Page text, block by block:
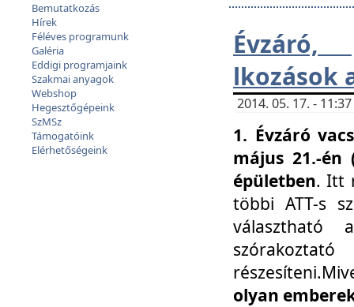
Bemutatkozás
Hírek
Féléves programunk
Galéria
Eddigi programjaink
Szakmai anyagok
Webshop
Hegesztőgépeink
SzMSz
Támogatóink
Elérhetőségeink
Évzáró,
lkozások
2014. 05. 17. -
1. Évzáró
május 21.-én
épületben. Itt
többi ATT-s
választható
olyan